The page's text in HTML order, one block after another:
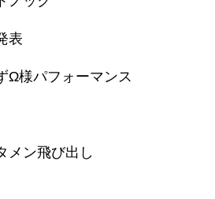
表
様パフォーマンス
ン飛び出し